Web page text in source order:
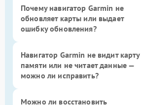
Почему навигатор Garmin не
обновляет карты или выдает
ошибку обновления?
Навигатор Garmin не видит карту
памяти или не читает данные —
можно ли исправить?
Можно ли восстановить